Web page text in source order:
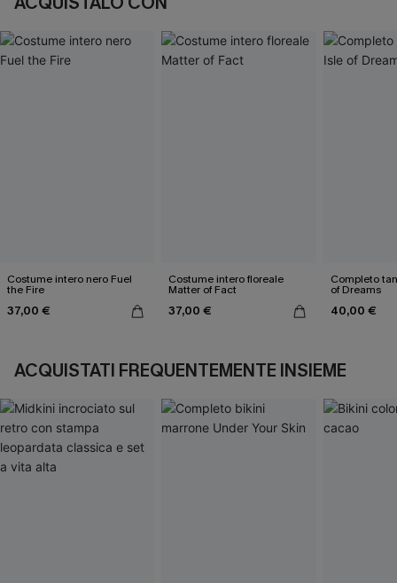
Costume intero nero Fuel
the Fire
37,00 €
Costume intero floreale
Matter of Fact
37,00 €
Completo
of Dreams
40,00 €
ACQUISTATI FREQUENTEMENTE INSIEME